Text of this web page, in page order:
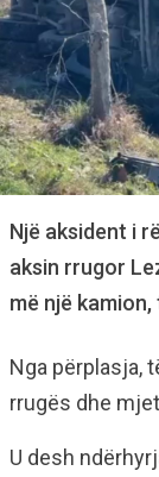
Një aksident i
aksin rrugor
më një
Nga përplasja,
rrugës dhe
U desh